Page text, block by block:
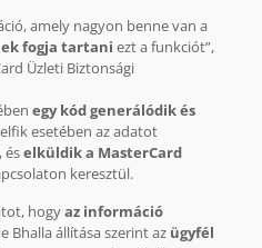
amely nagyon benne van a
fogja tartani ezt a funkciót”,
Üzleti Biztonsági
egy kód generálódik és
esetében az adatot
éselküldik a MasterCard
keresztül.
hogyaz információ
Bhalla állítása szerint az ügyfél